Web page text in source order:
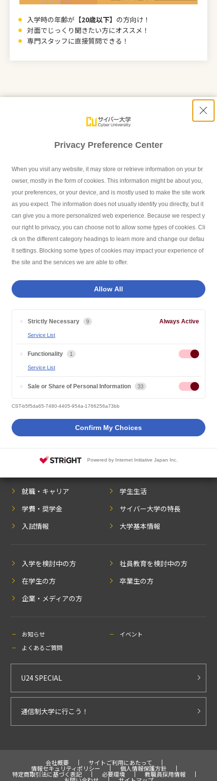
入学時の年齢が 【20歳以下】 の方向け！
対面でじっくり聞きたい方にオススメ！
専門スタッフに直接質問できる！
Privacy Preference Center
When you visit any website, it may store or retrieve information on your br
owser, mostly in the form of cookies. This information might be about you,
your preferences, or your device, and is mostly used to make the site work
as you expect. The information does not usually identify you directly, but it
can give you a more personalized web experience. Because we respect y
our right to privacy, you can choose not to allow some types of cookies. Cli
ck on the different category headings to learn more and change our defau
lt settings. Blocking some types of cookies may impact your experience of
the site and the services we are able to offer.
Allow All
Strictly Necessary 9 Always Active
Service List
Functionality 1
Service List
Sale or Share of Personal Information 33
CST-b5f5da65-7480-4405-954a-1766256a73bb
Confirm My Choices
Powered by Internet Initiative Japan Inc.
就職・キャリア
学生生活
学費・奨学金
サイバー大学の特長
入試情報
大学基本情報
入学を検討中の方
社員教育を検討中の方
在学生の方
卒業生の方
企業・メディアの方
お知らせ
イベント
よくあるご質問
U24 SPECIAL
通信制大学に行こう！
会社概要 サイトご利用にあたって
情報セキュリティポリシー 個人情報保護方針
特定商取引法に基づく表記 必要環境 教職員採用情報